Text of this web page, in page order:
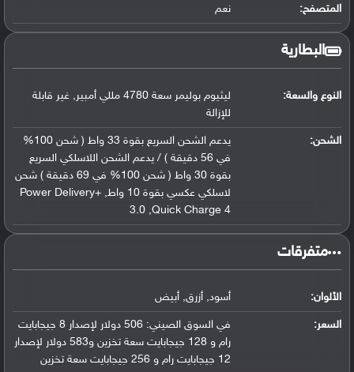
المتصفح: نعم
البطارية
النوع والسعة:
ليثيوم بوليمر سعة 4780 مللي أمبير, غير قابلة
للإزالة
الشحن:
يدعم الشحن السريع بقوة 33 واط ( شحن 100%
في 56 دقيقة ) / يدعم الشحن اللاسلكي السريع
بقوة 30 واط ( شحن 100% في 69 دقيقة ) شحن
لاسلكي عكسي بقوة 10 واط, +Power Delivery
3.0 ,Quick Charge 4
‏متفرقات‏
الألوان: أسود, أزرق, أبيض
السعر:
في السوق الصيني: 506 دولار لإصدار 8 جيجابايت
رام و 128 جيجابايت سعة تخزين و583 دولار لإصدار
12 جيجابايت رام و 256 جيجابايت سعة تخزين